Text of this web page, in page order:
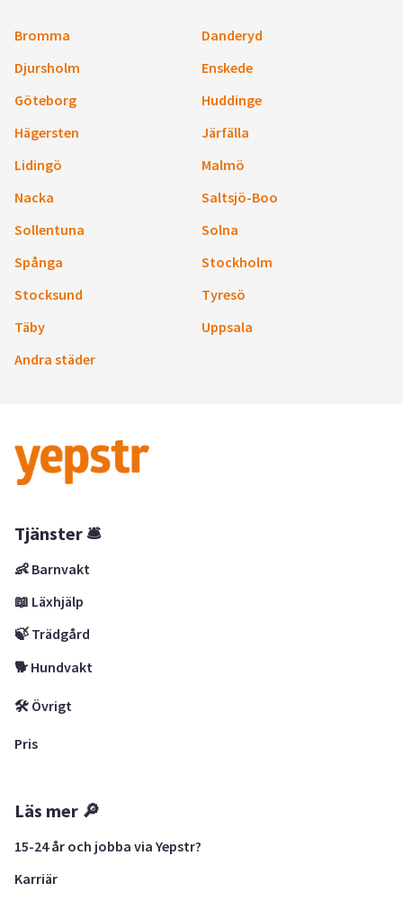
Bromma
Danderyd
Djursholm
Enskede
Göteborg
Huddinge
Hägersten
Järfälla
Lidingö
Malmö
Nacka
Saltsjö-Boo
Sollentuna
Solna
Spånga
Stockholm
Stocksund
Tyresö
Täby
Uppsala
Andra städer
Tjänster 🛎
👶 Barnvakt
📖 Läxhjälp
🍃 Trädgård
🐕 Hundvakt
🛠 Övrigt
Pris
Läs mer 🔎
15-24 år och jobba via Yepstr?
Karriär